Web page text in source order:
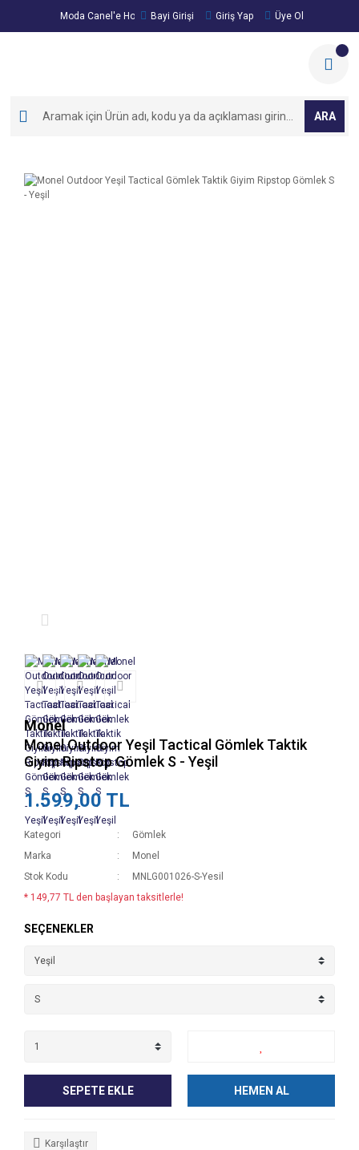
Moda Canel'e Hoşgeldiniz!
Bayi Girişi Giriş Yap Üye Ol
ARA
Monel
Monel Outdoor Yeşil Tactical Gömlek Taktik
Giyim Ripstop Gömlek S - Yeşil
1.599,00 TL
Kategori
Gömlek
Marka
Monel
Stok Kodu
MNLG001026-S-Yesil
* 149,77 TL den başlayan taksitlerle!
SEÇENEKLER
SEPETE EKLE HEMEN AL
Karşılaştır